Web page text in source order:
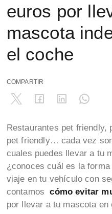
euros por
mascota
el coche
COMPARTIR
Restaurantes pet friendly,
pet friendly… cada vez
cuales puedes llevar a tu
¿conoces cuál es la
viaje en tu vehículo con
contamoscómo evitar
por llevar a tu mascota